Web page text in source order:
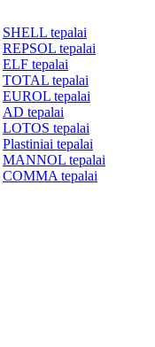
SHELL tepalai
REPSOL tepalai
ELF tepalai
TOTAL tepalai
EUROL tepalai
AD tepalai
LOTOS tepalai
Plastiniai tepalai
MANNOL tepalai
COMMA tepalai